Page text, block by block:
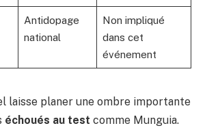
Antidopage
national
Non impliqué
dans cet
événement
laisse planer une ombre importante
échoués au test comme Munguia.